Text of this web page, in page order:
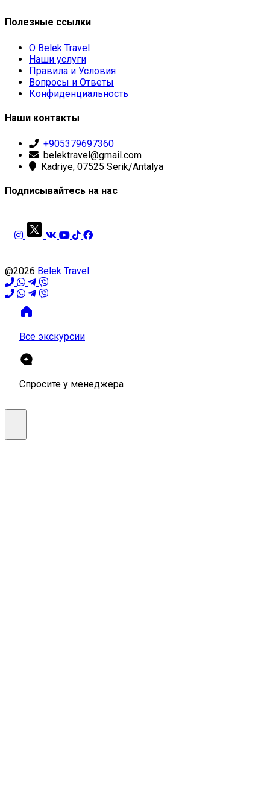
Полезные ссылки
О Belek Travel
Наши услуги
Правила и Условия
Вопросы и Ответы
Конфиденциальность
Наши контакты
+905379697360
belektravel@gmail.com
Kadriye, 07525 Serik/Antalya
Подписывайтесь на нас
@2026 Belek Travel
Все экскурсии
Спросите у менеджера